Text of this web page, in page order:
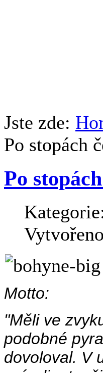
Jste zde:
Po stopách
Po
Motto:
"Měli ve
podobné
dovoloval. V